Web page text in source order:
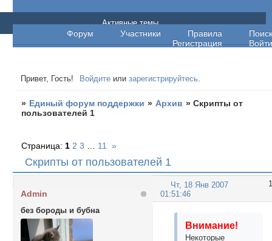
Единый форум поддержки
Форум Участники Правила
Поиск
Регистрация
Войти
Активные темы
Привет, Гость! Войдите илизарегистрируйтесь.
» Единый форум поддержки » Архив »Скрипты от
пользователей 1
Скрипты от пользователей 1
Страница: 1 2 3 11 »
1
Чт, 18 Янв 2007
01:51:46
Admin
без бороды и бубна
Внимание!
Некоторые